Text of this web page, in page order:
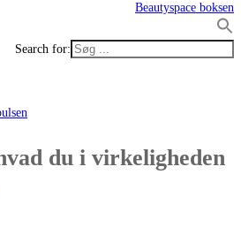
Beautyspace boksen
Search for:
du i virkeligheden